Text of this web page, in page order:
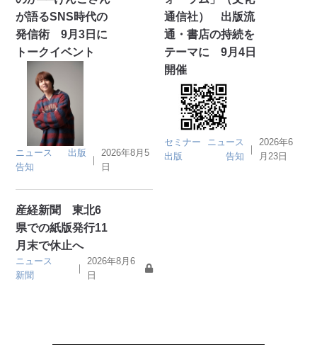
が語るSNS時代の
発信術 9月3日に
トークイベント
ニュース
出版
告知
｜
2026年8月5
日
通信社） 出版流
通・書店の持続を
テーマに 9月4日
開催
セミナー
ニュース
出版
告知
｜
2026年6
月23日
産経新聞 東北6
県での紙版発行11
月末で休止へ
ニュース
新聞
｜
2026年8月6
日